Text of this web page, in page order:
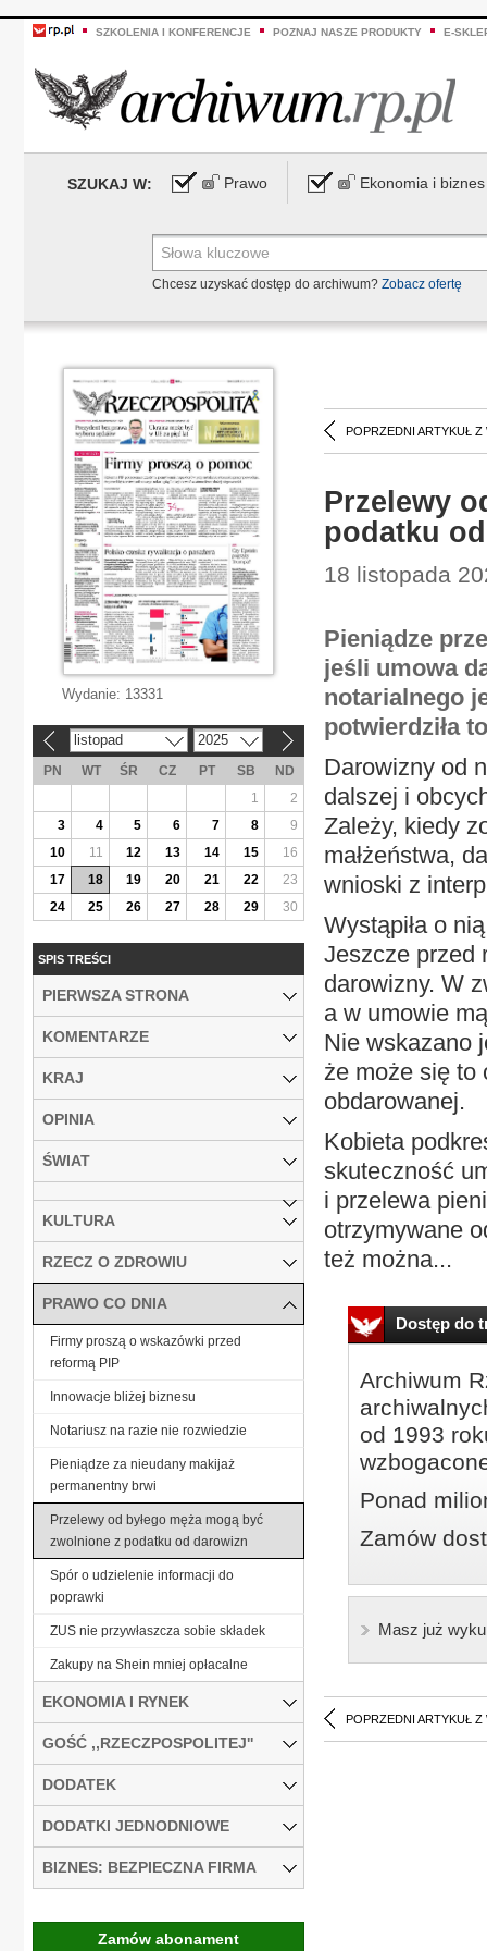
SZKOLENIA I KONFERENCJE POZNAJ NASZE PRODUKTY E-
SZUKAJ W: Prawo Ekonomia i biznes
Chcesz uzyskać dostęp do archiwum? Zobacz ofertę
POPRZEDNI ARTYKUŁ Z
Przelewy
podatku
18 listopada
Pieniądze
jeśli umowa
notarialnego
potwierdziła
Darowizny od
dalszej i
Zależy, kiedy
małżeństwa,
wnioski z
Wystąpiła o
Jeszcze przed
darowizny. W
a w umowie
Nie wskazano
że może się to
obdarowanej.
Kobieta
skuteczność
i przelewa
otrzymywane
też można...
Dostęp do
Archiwum
od 1993
Ponad
Zamów
Masz już
POPRZEDNI ARTYKUŁ Z
Wydanie: 13331
listopad 2025
PN WT ŚR CZ PT SB
ND
1
2
3
4 5 6 7 8
9
10
11 12 13 14 15
16
17
18 19 20 21 22
23
24
25 26 27 28 29 30
SPIS TREŚCI
PIERWSZA STRONA
KOMENTARZE
KRAJ
OPINIA
ŚWIAT
KULTURA
RZECZ O ZDROWIU
PRAWO CO DNIA
Firmy proszą o wskazówki przed
reformą PIP
Innowacje bliżej biznesu
Notariusz na razie nie rozwiedzie
Pieniądze za nieudany makijaż
permanentny brwi
Przelewy od byłego męża mogą być
zwolnione z podatku od darowizn
Spór o udzielenie informacji do
poprawki
ZUS nie przywłaszcza sobie składek
Zakupy na Shein mniej opłacalne
EKONOMIA I RYNEK
GOŚĆ ,,RZECZPOSPOLITEJ''
DODATEK
DODATKI JEDNODNIOWE
BIZNES: BEZPIECZNA FIRMA
Zamów abonament